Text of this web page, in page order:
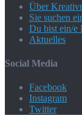
Über
Sie suchen
Du bist ein/e
Aktuelles
Social Media
Facebook
Instagram
Twitter